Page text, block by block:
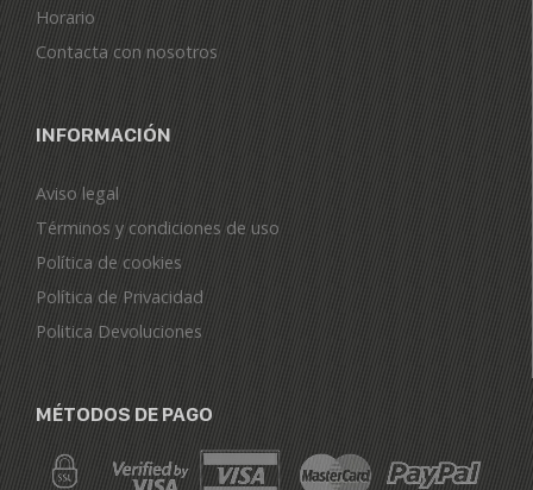
Horario
Contacta con nosotros
INFORMACIÓN
Aviso legal
Términos y condiciones de uso
Política de cookies
Política de Privacidad
Politica Devoluciones
MÉTODOS DE PAGO